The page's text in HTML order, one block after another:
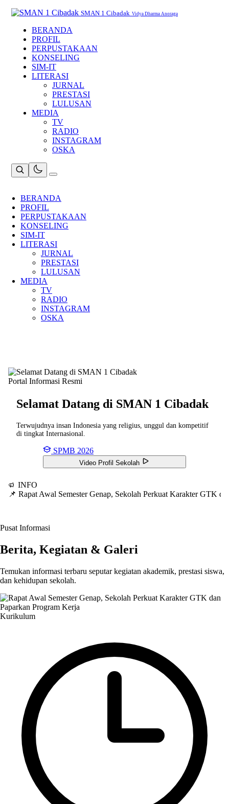
SMAN 1 Cibadak Vidya Dharma Anoraga
BERANDA
PROFIL
PERPUSTAKAAN
KONSELING
SIM-IT
LITERASI
JURNAL
PRESTASI
LULUSAN
MEDIA
TV
RADIO
INSTAGRAM
OSKA
BERANDA
PROFIL
PERPUSTAKAAN
KONSELING
SIM-IT
LITERASI
JURNAL
PRESTASI
LULUSAN
MEDIA
TV
RADIO
INSTAGRAM
OSKA
Portal Informasi Resmi
Selamat Datang di SMAN 1 Cibadak
Terwujudnya insan Indonesia yang religius, unggul dan kompetitif
di tingkat Internasional.
SPMB 2026
Video Profil Sekolah
INFO
📌 Rapat Awal Semester Genap, Sekolah Perkuat Karakter GTK
Pusat Informasi
Berita, Kegiatan & Galeri
Temukan informasi terbaru seputar kegiatan akademik, prestasi siswa,
dan kehidupan sekolah.
Kurikulum